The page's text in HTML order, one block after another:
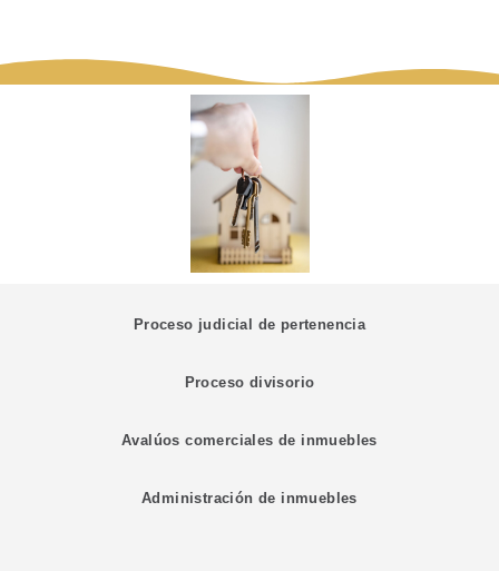
Proceso judicial de pertenencia
Proceso divisorio
Avalúos comerciales de inmuebles
Administración de inmuebles